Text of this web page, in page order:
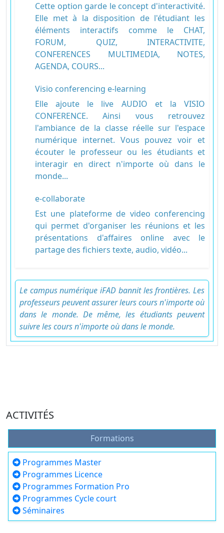
Cette option garde le concept d'interactivité.
Elle met à la disposition de l'étudiant les
éléments interactifs comme le CHAT,
FORUM, QUIZ, INTERACTIVITE,
CONFERENCES MULTIMEDIA, NOTES,
AGENDA, COURS...
Visio conferencing e-learning
Elle ajoute le live AUDIO et la VISIO
CONFERENCE. Ainsi vous retrouvez
l'ambiance de la classe réelle sur l'espace
numérique internet. Vous pouvez voir et
écouter le professeur ou les étudiants et
interagir en direct n'importe où dans le
monde...
e-collaborate
Est une plateforme de video conferencing
qui permet d'organiser les réunions et les
présentations d'affaires online avec le
partage des fichiers texte, audio, vidéo...
Le campus numérique iFAD bannit les frontières. Les
professeurs peuvent assurer leurs cours n'importe où
dans le monde. De même, les étudiants peuvent
suivre les cours n'importe où dans le monde.
ACTIVITÉS
Formations
Programmes Master
Programmes Licence
Programmes Formation Pro
Programmes Cycle court
Séminaires